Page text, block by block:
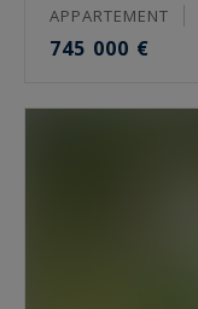
APPARTEMENT
745 000 €